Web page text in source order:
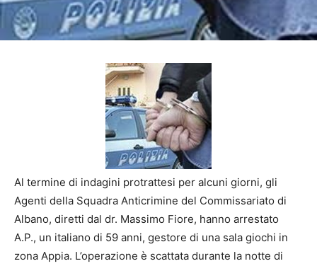
Al termine di indagini protrattesi per alcuni giorni, gli
Agenti della Squadra Anticrimine del Commissariato di
Albano, diretti dal dr. Massimo Fiore, hanno arrestato
A.P., un italiano di 59 anni, gestore di una sala giochi in
zona Appia. L’operazione è scattata durante la notte di